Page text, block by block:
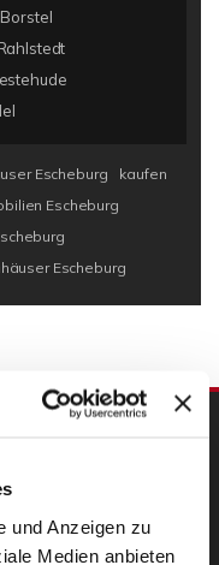
und Anzeigen zu
Medien anbieten
Escheburg
kaufen
Escheburg
Escheburg